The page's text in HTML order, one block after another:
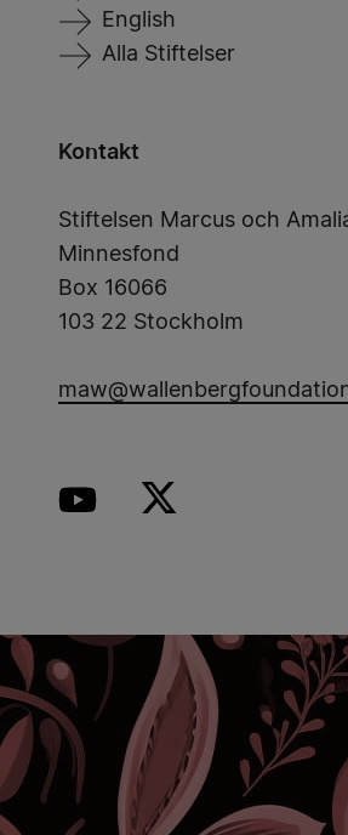
English
Alla Stiftelser
Kontakt
Stiftelsen Marcus och
Minnesfond
Box 16066
103 22 Stockholm